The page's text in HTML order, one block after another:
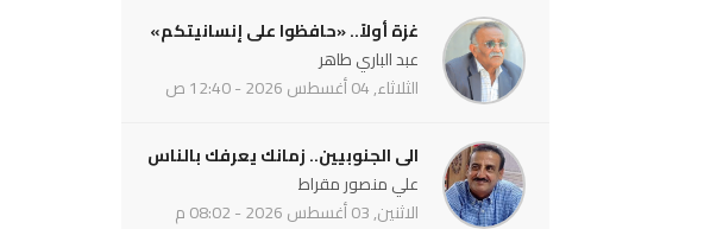
غزة أولاً.. «حافظوا على إنسانيتكم»
عبد الباري طاهر
الثلاثاء, 04 أغسطس 2026 - 12:40 ص
الى الجنوبيين.. زمانك يعرفك بالناس
علي منصور مقراط
الاثنين, 03 أغسطس 2026 - 08:02 م